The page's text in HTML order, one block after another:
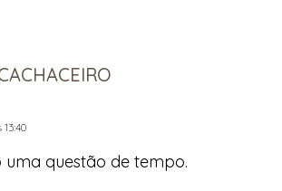
uma questão de tempo.